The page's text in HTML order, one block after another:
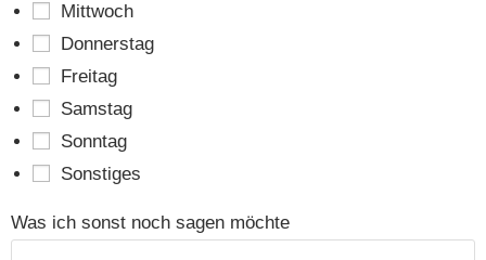
Mitt­woch
Don­ners­tag
Frei­tag
Sams­tag
Sonn­tag
Sons­ti­ges
Was ich sonst noch sagen möchte